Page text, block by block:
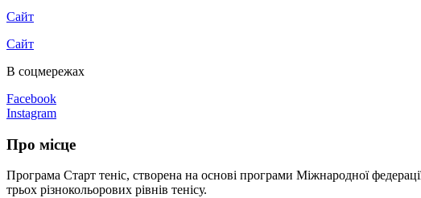
Сайт
Сайт
В соцмережах
Facebook
Instagram
Про місце
Програма Старт теніс, створена на основі програми Міжнародної
трьох різнокольорових рівнів тенісу.